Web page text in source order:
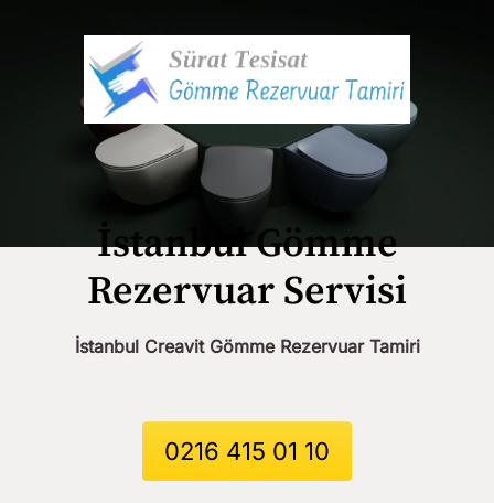
İstanbul Gömme
Rezervuar Servisi
İstanbul Creavit Gömme Rezervuar Tamiri
0216 415 01 10